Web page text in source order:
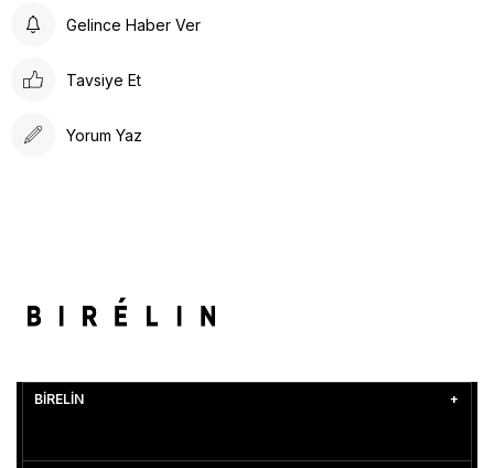
Gelince Haber Ver
Tavsiye Et
Yorum Yaz
BİRELİN